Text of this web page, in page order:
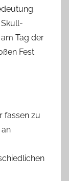
Tag der
Fest
fassen zu